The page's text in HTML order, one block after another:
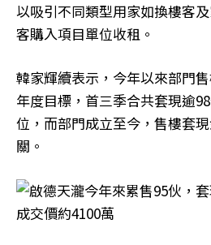
以吸引不同類型用家如換樓客
客購入項目單位收租。
韓家輝續表示，今年以來部門
年度目標，首三季合共套現逾
位，而部門成立至今，售樓套
關。